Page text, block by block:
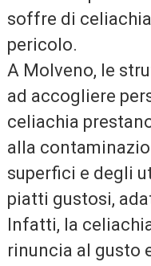
soffre di
pericolo.
A Molveno, le
ad accogliere
celiachia
alla
superfici e degli
piatti gustosi,
Infatti, la
rinuncia al gusto